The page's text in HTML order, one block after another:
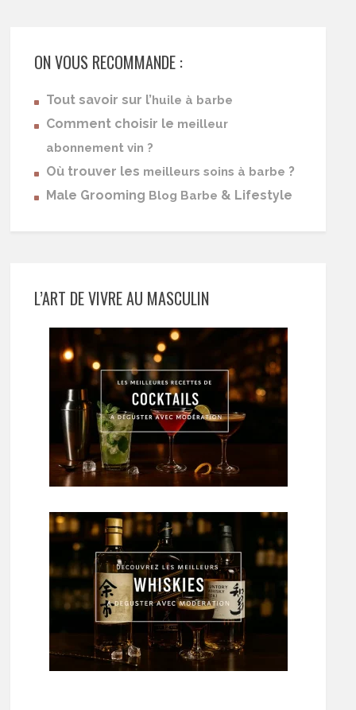
ON VOUS RECOMMANDE :
Tout savoir sur l’huile à barbe
Comment choisir le meilleur
abonnement vin ?
Où trouver les meilleurs soins à barbe ?
Male Grooming Blog Barbe & Lifestyle
L’ART DE VIVRE AU MASCULIN